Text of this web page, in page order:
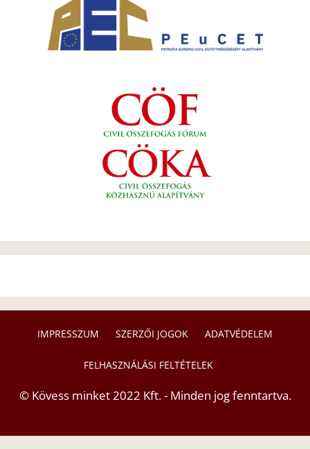
IMPRESSZUM SZERZŐI JOGOK ADATVÉDELEM
FELHASZNÁLÁSI FELTÉTELEK
© Kövess minket 2022 Kft. - Minden jog fenntartva.